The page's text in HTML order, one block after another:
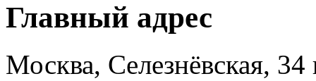
Главный адрес
Москва, Селезнёвская,